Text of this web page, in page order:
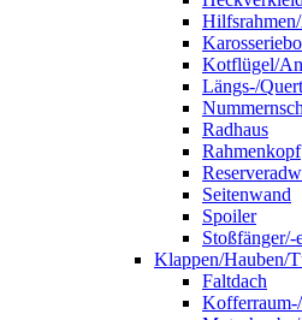
Kotflügel/
Längs-/
Radhaus
Rahmenkopf
Seitenwand
Spoiler
Stoßfänger/-
Klappen/Hauben/
Faltdach